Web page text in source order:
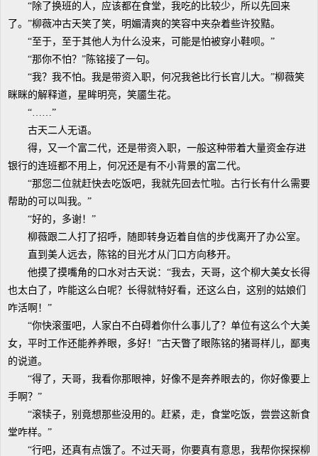
“除了换班的人，应该都在食堂，我吃的比较少，所以先回来
了。”柳薇冲古天笑了笑，明媚清爽的笑容中夹杂着些许狡黠。
“至于，至于其他人为什么没来，可能是怕被穿小鞋呗。”
“那你不怕？”陈铭接了一句。
“我？我不怕。我是带资入职，何况我爸比行长官儿大。”柳薇笑
眯眯的解释道，星眸明亮，笑靥生花。
“……”
古天二人无语。
得，又一个富二代，还是带资入职，一般这种带着大量资金存进
银行的连班都不用上，何况还是有不小背景的富二代。
“那您二位就赶快去吃饭吧，我就先回去忙啦。古行长有什么需要
帮助的可以叫我。”
“好的，多谢！”
柳薇跟二人打了招呼，随即转身迈着自信的步伐离开了办公室。
直到美人远去，陈铭的目光才从门口方向移开。
他摸了摸嘴角的口水对古天说：“我去，天哥，这个柳大美女长得
也太白了，咋能这么白呢？长得就特好看，还这么白，这别的姑娘们
咋活啊！”
“你快滚蛋吧，人家白不白碍着你什么事儿了？单位有这么个大美
女，平时工作还能养养眼，多好！”古天瞥了眼陈铭的猪哥样儿，鄙夷
的说道。
“得了，天哥，我看你那眼神，好像不是奔养眼去的，你好像要上
手啊？”
“滚犊子，别竟想那些没用的。赶紧，走，食堂吃饭，尝尝这新食
堂咋样。”
“行吧，还真有点饿了。不过天哥，你要真有意思，我帮你探探柳